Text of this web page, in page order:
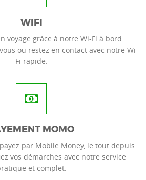
WIFI
voyage grâce à notre Wi-Fi à bord.
ou restez en contact avec notre Wi-
Fi rapide.
MOMO
par Mobile Money, le tout depuis
vos démarches avec notre service
et complet.